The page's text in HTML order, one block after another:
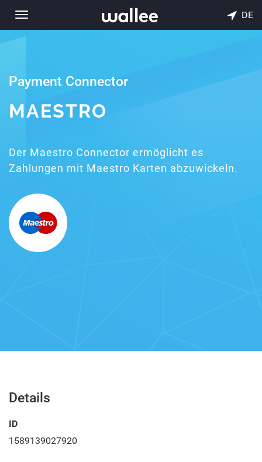
Toggle
navigation
DE
Payment Connector
MAESTRO
Der Maestro Connector ermöglicht es
Zahlungen mit Maestro Karten abzuwickeln.
Details
ID
1589139027920